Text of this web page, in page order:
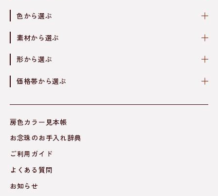
色から選ぶ
素材から選ぶ
形から選ぶ
価格帯から選ぶ
房色カラー見本帳
お念珠のお手入れ辞典
ご利用ガイド
よくある質問
お知らせ